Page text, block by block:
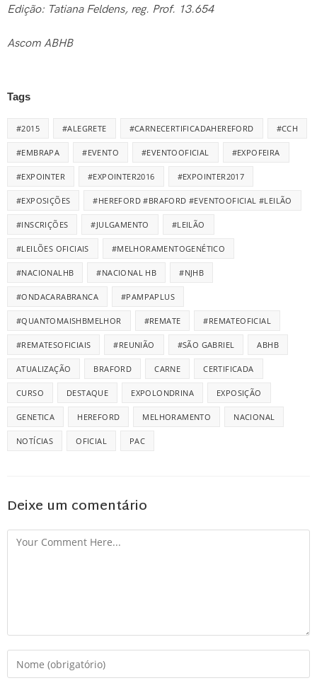
Edição: Tatiana Feldens, reg. Prof. 13.654
Ascom ABHB
Tags
#2015 #ALEGRETE #CARNECERTIFICADAHEREFORD #CCH
#EMBRAPA #EVENTO #EVENTOOFICIAL #EXPOFEIRA
#EXPOINTER #EXPOINTER2016 #EXPOINTER2017
#EXPOSIÇÕES #HEREFORD #BRAFORD #EVENTOOFICIAL #LEILÃO
#INSCRIÇÕES #JULGAMENTO #LEILÃO
#LEILÕES OFICIAIS #MELHORAMENTOGENÉTICO
#NACIONALHB #NACIONAL HB #NJHB
#ONDACARABRANCA #PAMPAPLUS
#QUANTOMAISHBMELHOR #REMATE #REMATEOFICIAL
#REMATESOFICIAIS #REUNIÃO #SÃO GABRIEL ABHB
ATUALIZAÇÃO BRAFORD CARNE CERTIFICADA
CURSO DESTAQUE EXPOLONDRINA EXPOSIÇÃO
GENETICA HEREFORD MELHORAMENTO NACIONAL
NOTÍCIAS OFICIAL PAC
Deixe um comentário